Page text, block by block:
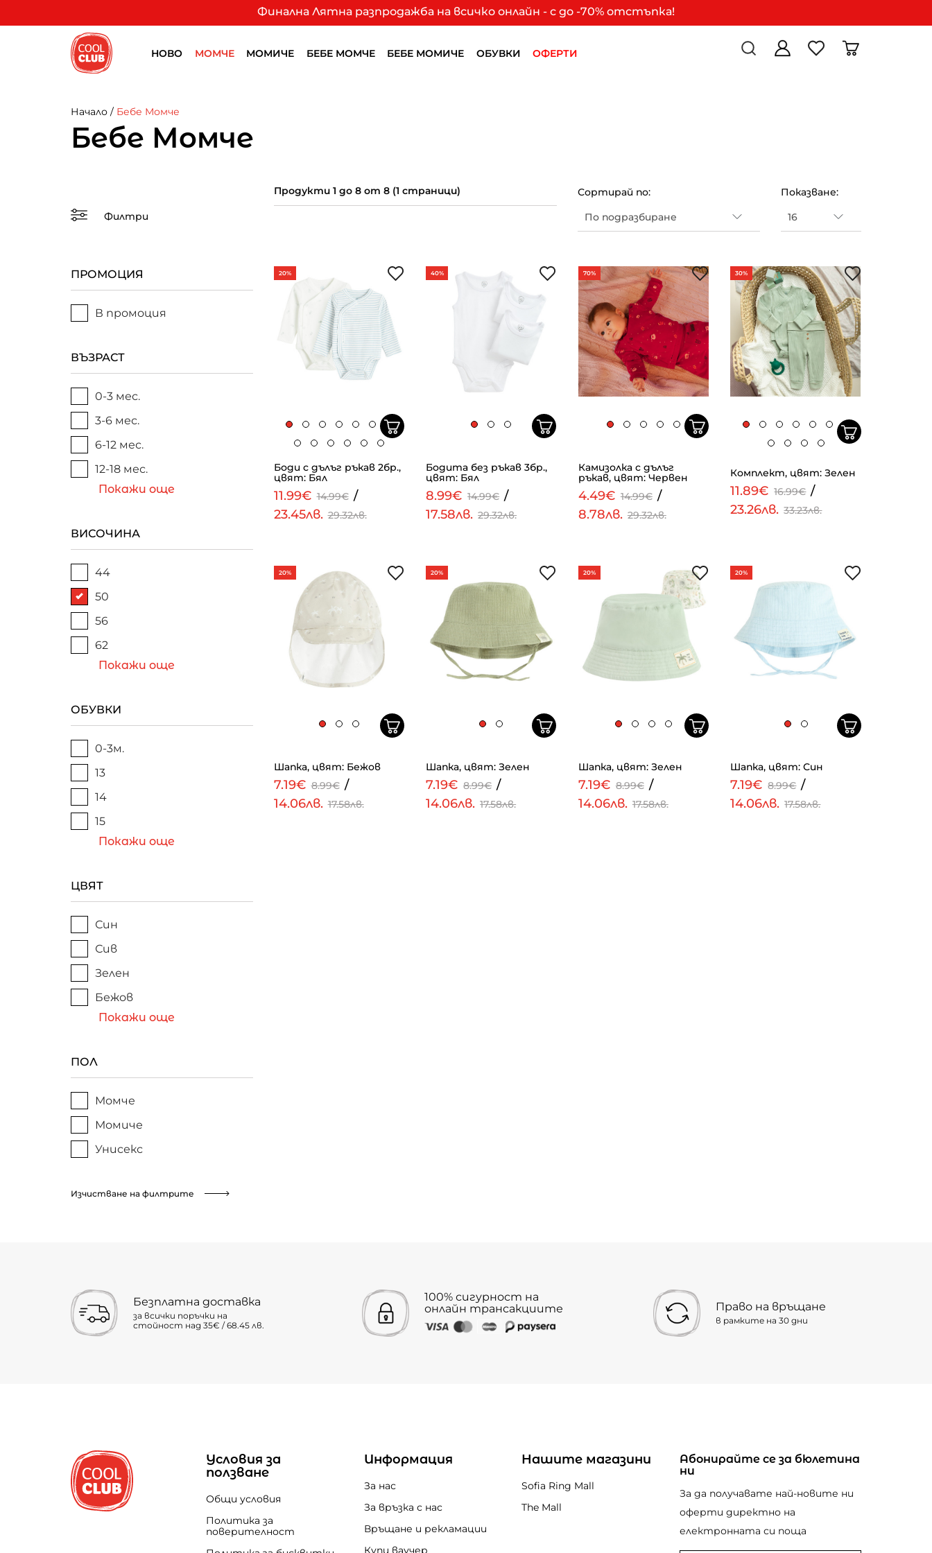
Финална Лятна разпродажба на всичко онлайн - с до -70% отстъпка!
НОВО МОМЧЕ МОМИЧЕ БЕБЕ МОМЧЕ БЕБЕ МОМИЧЕ ОБУВКИ ОФЕРТИ
Начало / Бебе Момче
Бебе Момче
Филтри
Продукти 1 до 8 от 8 (1 страници) Сортирай по: Показване:
ПРОМОЦИЯ
В промоция
ВЪЗРАСТ
0-3 мес.
3-6 мес.
6-12 мес.
12-18 мес.
Покажи още
ВИСОЧИНА
44
50
56
62
Покажи още
ОБУВКИ
0-3м.
13
14
15
Покажи още
ЦВЯТ
Син
Сив
Зелен
Бежов
Покажи още
ПОЛ
Момче
Момиче
Унисекс
Изчистване на филтрите
20%
Боди с дълъг ръкав 2бр.,
цвят: Бял
11.99€ 14.99€ /
23.45лв. 29.32лв.
40%
Бодита без ръкав 3бр.,
цвят: Бял
8.99€ 14.99€ /
17.58лв. 29.32лв.
70%
Камизолка с дълъг
ръкав, цвят: Червен
4.49€ 14.99€ /
8.78лв. 29.32лв.
30%
Комплект, цвят: Зелен
11.89€ 16.99€ /
23.26лв. 33.23лв.
20%
Шапка, цвят: Бежов
7.19€ 8.99€ /
14.06лв. 17.58лв.
20%
Шапка, цвят: Зелен
7.19€ 8.99€ /
14.06лв. 17.58лв.
20%
Шапка, цвят: Зелен
7.19€ 8.99€ /
14.06лв. 17.58лв.
20%
Шапка, цвят: Син
7.19€ 8.99€ /
14.06лв. 17.58лв.
Безплатна доставка
за всички поръчки на
стойност над 35€ / 68.45 лв.
100% сигурност на
онлайн трансакциите
Право на връщане
в рамките на 30 дни
Условия за
ползване
Общи условия
Политика за
поверителност
Информация
За нас
За връзка с нас
Връщане и рекламации
Купи ваучер
Нашите магазини
Sofia Ring Mall
The Mall
Абонирайте се за бюлетина
ни
За да получавате най-новите ни
оферти директно на
електронната си поща